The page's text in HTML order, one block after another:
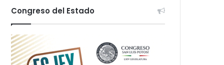
Congreso del Estado